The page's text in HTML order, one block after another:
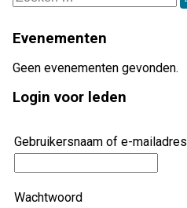
Evenementen
Geen evenementen gevonden.
Login voor leden
Gebruikersnaam of e-mailadres
Wachtwoord